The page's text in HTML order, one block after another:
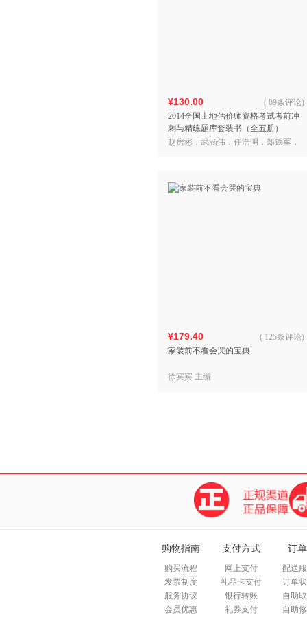
¥130.00
2014全国土地估价师资格考试考前冲
刺与精练题库套装书（全五册）
( 89条评论)
赵房彬，武涵伟，任浩明，郑铁军，
¥179.40
家装前不看会哭的宝典
( 125条评论)
徐宾宾 主编
购物指南
购买流程
发票制度
服务协议
会员优惠
支付方式
网上支付
礼品卡支付
银行转账
礼券支付
订
配送
订单
自助
自助